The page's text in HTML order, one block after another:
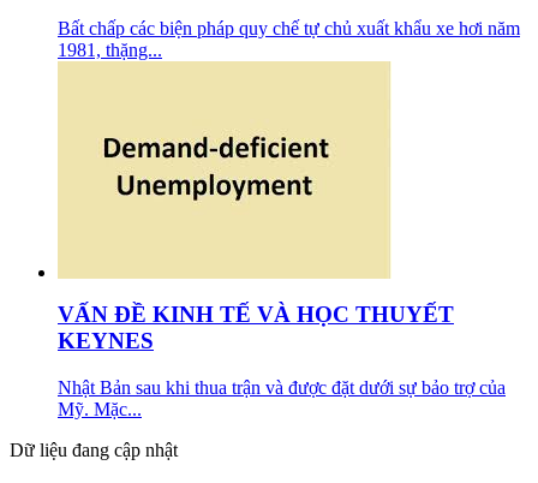
Bất chấp các biện pháp quy chế tự chủ xuất khẩu xe hơi năm
1981, thặng...
VẤN ĐỀ KINH TẾ VÀ HỌC THUYẾT
KEYNES
Nhật Bản sau khi thua trận và được đặt dưới sự bảo trợ của
Mỹ. Mặc...
Dữ liệu đang cập nhật